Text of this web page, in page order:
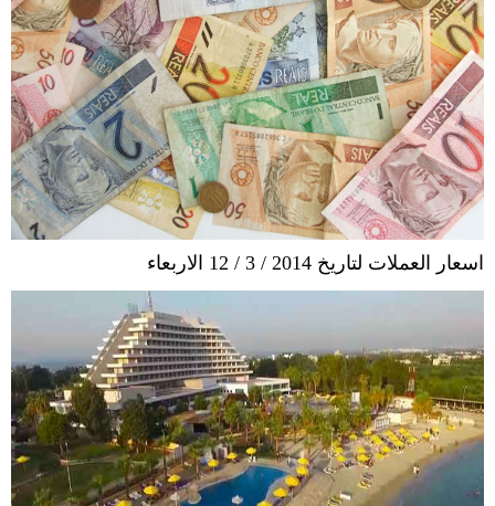
اسعار العملات لتاريخ 2014 / 3 / 12 الاربعاء